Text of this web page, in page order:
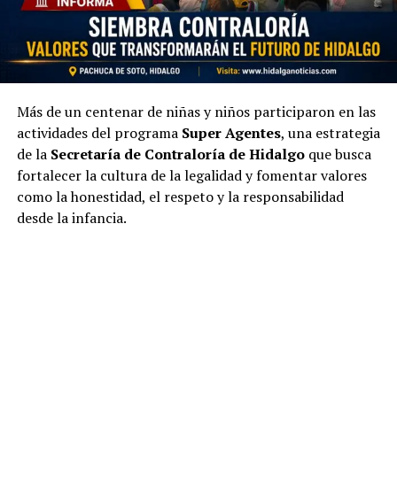
Más de un centenar de niñas y niños participaron en las
actividades del programa Super Agentes, una estrategia
de la Secretaría de Contraloría de Hidalgoque busca
fortalecer la cultura de la legalidad y fomentar valores
como la honestidad, el respeto y la responsabilidad
desde la infancia.